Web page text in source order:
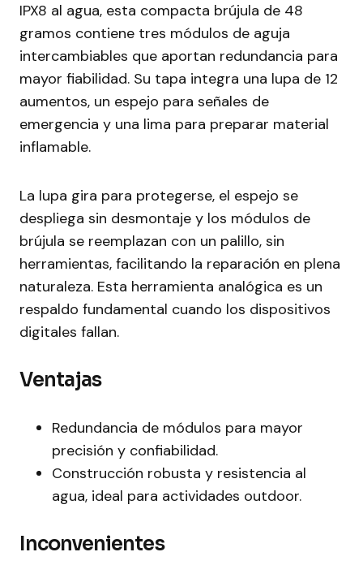
IPX8 al agua, esta compacta brújula de 48
gramos contiene tres módulos de aguja
intercambiables que aportan redundancia para
mayor fiabilidad. Su tapa integra una lupa de 12
aumentos, un espejo para señales de
emergencia y una lima para preparar material
inflamable.
La lupa gira para protegerse, el espejo se
despliega sin desmontaje y los módulos de
brújula se reemplazan con un palillo, sin
herramientas, facilitando la reparación en plena
naturaleza. Esta herramienta analógica es un
respaldo fundamental cuando los dispositivos
digitales fallan.
Ventajas
Redundancia de módulos para mayor
precisión y confiabilidad.
Construcción robusta y resistencia al
agua, ideal para actividades outdoor.
Inconvenientes